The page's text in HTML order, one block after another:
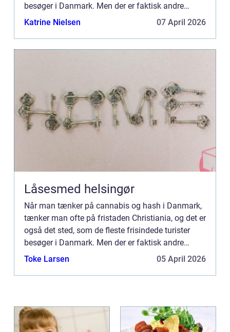
besøger i Danmark. Men der er faktisk andre
steder i Danmark, hvor brugen af hash og
Katrine Nielsen 07 April 2026
Låsesmed helsingør
Når man tænker på cannabis og hash i Danmark,
tænker man ofte på fristaden Christiania, og det er
også det sted, som de fleste frisindede turister
besøger i Danmark. Men der er faktisk andre
steder i Danmark, hvor brugen af hash og
Toke Larsen 05 April 2026